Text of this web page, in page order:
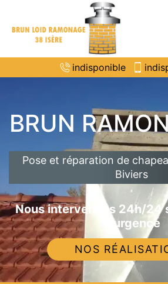
indisponible
BRUN
Pose et réparation de
Biviers
Nous intervenons 24h/24
d'urgence
NOS